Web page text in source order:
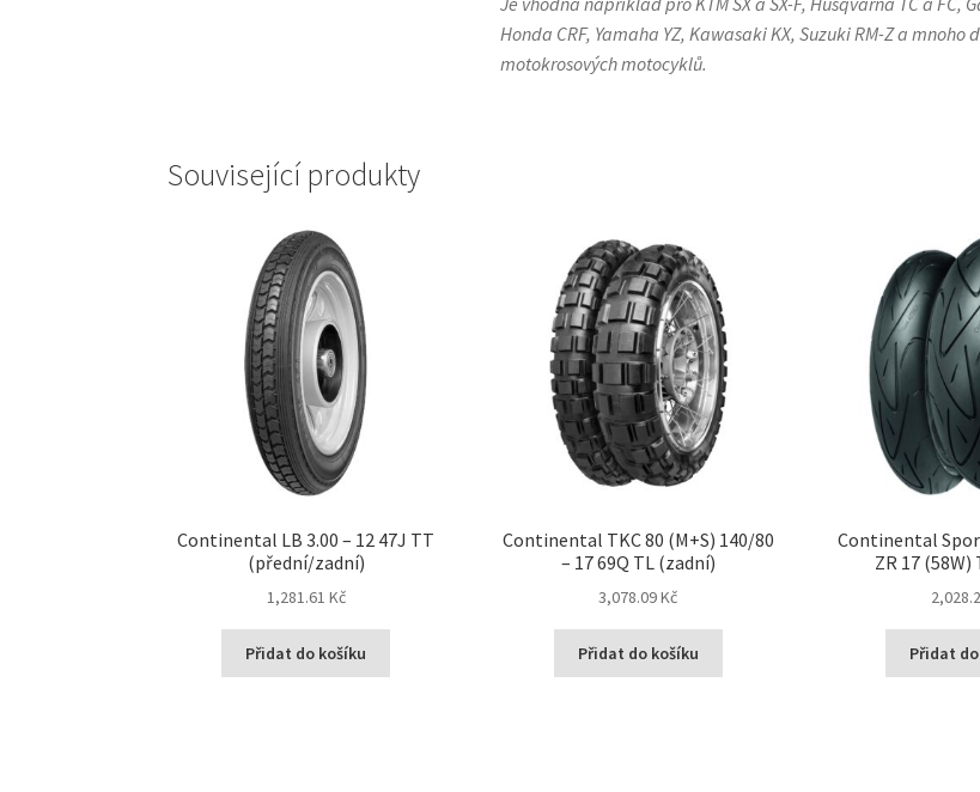
Honda CRF, Yamaha YZ, Kawasaki KX, Suzuki RM-Z a mnoho
motokrosových motocyklů.
Související produkty
Continental LB 3.00 – 12 47J TT
(přední/zadní)
1,281.61 Kč
Přidat do košíku
Continental TKC 80 (M+S) 140/80
– 17 69Q TL (zadní)
3,078.09 Kč
Přidat do košíku
Continental
ZR 17
Přidat